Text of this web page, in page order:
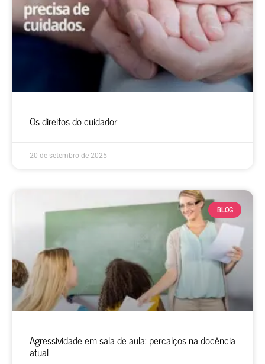
Os direitos do cuidador
20 de setembro de 2025
BLOG
Agressividade em sala de aula: percalços na docência
atual